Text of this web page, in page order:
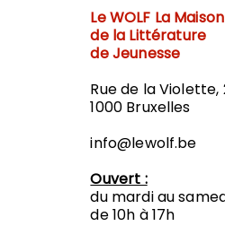
Le WOLF La Maison
de la Littérature
de Jeunesse
Rue de la Violette,
1000 Bruxelles
info@lewolf.be
Ouvert :
du mardi au
de 10h à 17h